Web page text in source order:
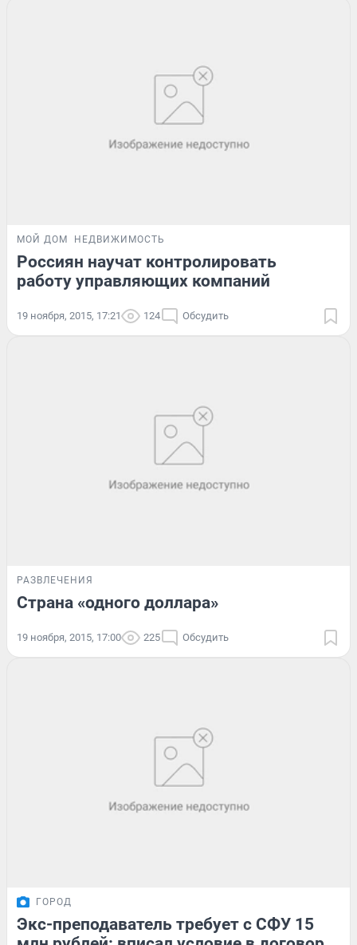
МОЙ ДОМ НЕДВИЖИМОСТЬ
Россиян научат контролировать
работу управляющих компаний
19 ноября, 2015, 17:21 124 Обсудить
РАЗВЛЕЧЕНИЯ
Страна «одного доллара»
19 ноября, 2015, 17:00 225 Обсудить
ГОРОД
Экс-преподаватель требует с СФУ 15